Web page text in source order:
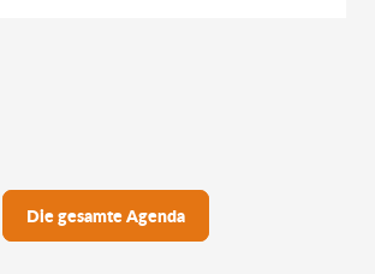
Die gesamte Agenda